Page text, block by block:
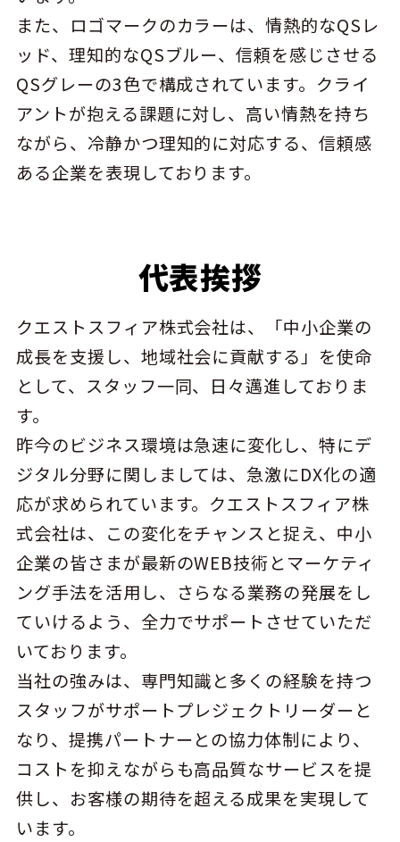
また、ロゴマークのカラーは、情熱的なQSレ
ッド、理知的なQSブルー、信頼を感じさせる
QSグレーの3色で構成されています。クライ
アントが抱える課題に対し、高い情熱を持ち
ながら、冷静かつ理知的に対応する、信頼感
ある企業を表現しております。
代表挨拶
クエストスフィア株式会社は、「中小企業の
成長を支援し、地域社会に貢献する」を使命
として、スタッフ一同、日々邁進しておりま
す。
昨今のビジネス環境は急速に変化し、特にデ
ジタル分野に関しましては、急激にDX化の適
応が求められています。クエストスフィア株
式会社は、この変化をチャンスと捉え、中小
企業の皆さまが最新のWEB技術とマーケティ
ング手法を活用し、さらなる業務の発展をし
ていけるよう、全力でサポートさせていただ
いております。
当社の強みは、専門知識と多くの経験を持つ
スタッフがサポートプレジェクトリーダーと
なり、提携パートナーとの協力体制により、
コストを抑えながらも高品質なサービスを提
供し、お客様の期待を超える成果を実現して
います。